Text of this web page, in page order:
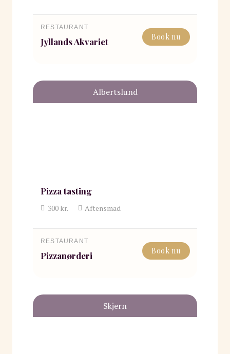
RESTAURANT
Jyllands Akvariet Book nu
Albertslund
Pizza tasting
300kr. Aftensmad
RESTAURANT
Pizzanørderi Book nu
Skjern